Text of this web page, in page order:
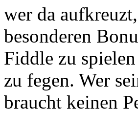
wer da
besonderen
Fiddle zu
zu fegen. Wer
braucht keinen